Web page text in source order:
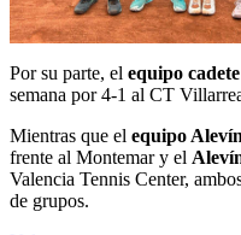
Por su parte, el equipo
semana por 4-1 al CT
Mientras que el equipo
frente al Montemar y el
Valencia Tennis Center,
de grupos.